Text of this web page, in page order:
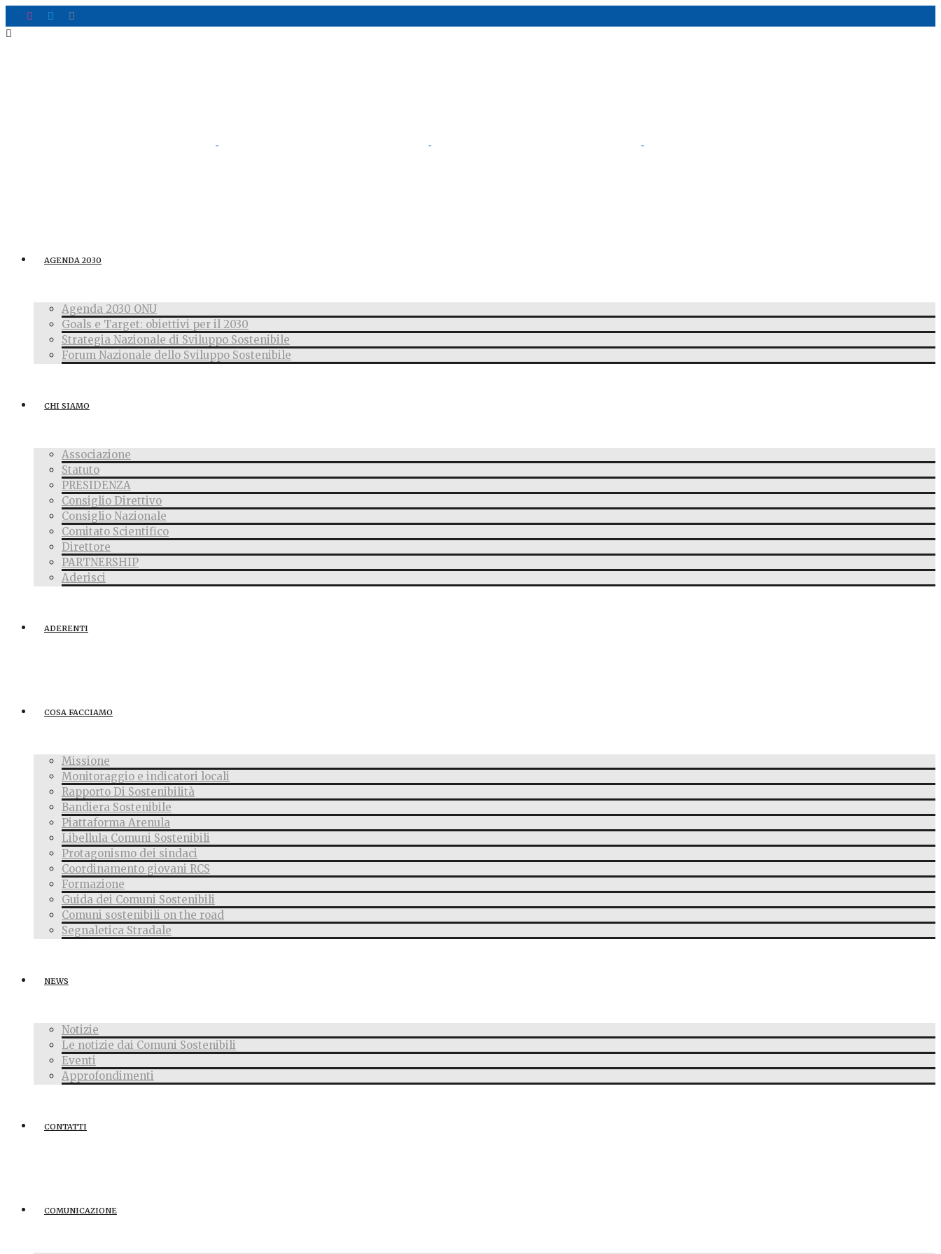
AGENDA 2030
Agenda 2030 ONU
Goals e Target: obiettivi per il 2030
Strategia Nazionale di Sviluppo Sostenibile
Forum Nazionale dello Sviluppo Sostenibile
CHI SIAMO
Associazione
Statuto
PRESIDENZA
Consiglio Direttivo
Consiglio Nazionale
Comitato Scientifico
Direttore
PARTNERSHIP
Aderisci
ADERENTI
COSA FACCIAMO
Missione
Monitoraggio e indicatori locali
Rapporto Di Sostenibilità
Bandiera Sostenibile
Piattaforma Arenula
Libellula Comuni Sostenibili
Protagonismo dei sindaci
Coordinamento giovani RCS
Formazione
Guida dei Comuni Sostenibili
Comuni sostenibili on the road
Segnaletica Stradale
NEWS
Notizie
Le notizie dai Comuni Sostenibili
Eventi
Approfondimenti
CONTATTI
COMUNICAZIONE